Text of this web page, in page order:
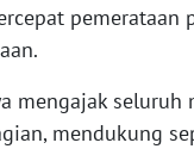
pemerataan
mengajak seluruh
mendukung